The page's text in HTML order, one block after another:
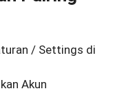
/ Settings di
Akun